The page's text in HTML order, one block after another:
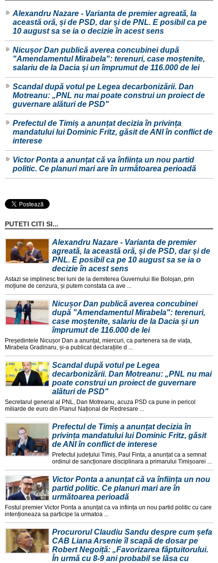
Alexandru Nazare - Varianta de premier agreată, la
această oră, și de PSD, dar și de PNL. E posibil ca pe
10 august sa se ia o decizie în acest sens
Nicușor Dan publică averea concubinei după
"Amendamentul Mirabela": terenuri, case moștenite,
salariu de la Dacia și un împrumut de 116.000 de lei
Scandal după votul pe Legea decarbonizării. Dan
Motreanu: „PNL nu mai poate construi un proiect de
guvernare alături de PSD"
Prefectul de Timiș a anunțat decizia în privința
mandatului lui Dominic Fritz, găsit de ANI în conflict de
interese
Victor Ponta a anunțat că va înființa un nou partid
politic. Ce planuri mari are în următoarea perioadă
PUTETI CITI SI...
Alexandru Nazare - Varianta de premier
agreată, la această oră, și de PSD, dar și de
PNL. E posibil ca pe 10 august sa se ia o
decizie în acest sens
Astazi se implinesc trei luni de la demiterea Guvernului Ilie Bolojan, prin
moțiune de cenzura, și putem constata ca ave ...
Nicușor Dan publică averea concubinei
după "Amendamentul Mirabela": terenuri,
case moștenite, salariu de la Dacia și un
împrumut de 116.000 de lei
Președintele Nicușor Dan a anunțat, miercuri, ca partenera sa de viața,
Mirabela Gradinaru, și-a publicat declarațiile d ...
Scandal după votul pe Legea
decarbonizării. Dan Motreanu: „PNL nu mai
poate construi un proiect de guvernare
alături de PSD"
Secretarul general al PNL, Dan Motreanu, acuza PSD ca pune in pericol
miliarde de euro din Planul Național de Redresare ...
Prefectul de Timiș a anunțat decizia în
privința mandatului lui Dominic Fritz, găsit
de ANI în conflict de interese
Prefectul județului Timiș, Paul Finta, a anunțat ca a semnat
ordinul de sancționare disciplinara a primarului Timișoarei ...
Victor Ponta a anunțat că va înființa un nou
partid politic. Ce planuri mari are în
următoarea perioadă
Fostul premier Victor Ponta a anunțat ca va inființa un nou partid politic cu care
intenționeaza sa participe la urmatoa ...
Procurorul Claudiu Sandu despre cum șefa
CAB Liana Arsenie îl scapă de dosar pe
Robert Negoiță: „Favorizarea făptuitorului.
În urmă cu 8-9 ani probabil se lăsa cu